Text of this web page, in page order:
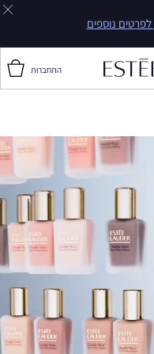
לפרטים נוספים
התחברות